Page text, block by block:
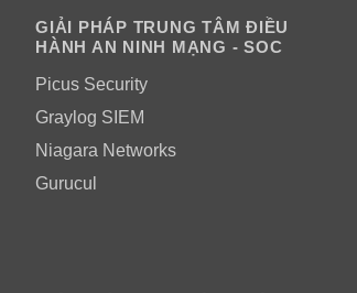
GIẢI PHÁP TRUNG TÂM ĐIỀU
HÀNH AN NINH MẠNG - SOC
Picus Security
Graylog SIEM
Niagara Networks
Gurucul